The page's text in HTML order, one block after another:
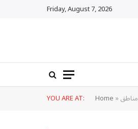
Friday, August 7, 2026
YOU ARE AT: Home»مناطق